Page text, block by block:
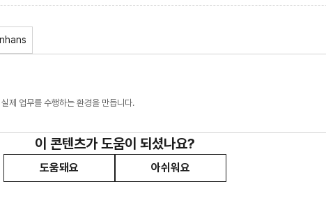
제 업무를 수행하는 환경을 만듭니다.
이 콘텐츠가 도움이 되셨나요?
도움돼요 아쉬워요